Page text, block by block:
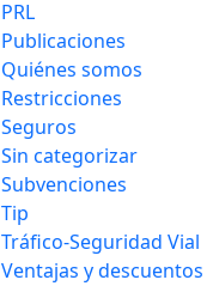
PRL
Publicaciones
Quiénes somos
Restricciones
Seguros
Sin categorizar
Subvenciones
Tip
Tráfico-Seguridad Vial
Ventajas y descuentos